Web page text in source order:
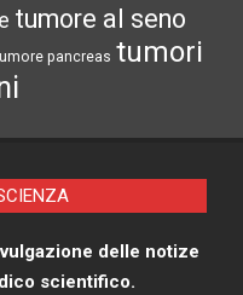
tumore al seno
pancreas tumori
delle notize
scientifico.